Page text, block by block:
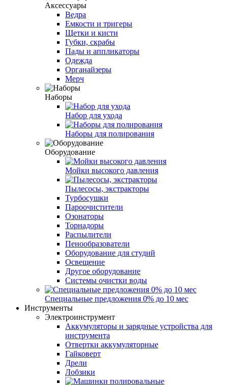
Аксессуары
Ведра
Емкости и тригеры
Щетки и кисти
Губки, скрабы
Пады и аппликаторы
Одежда
Органайзеры
Мерч
Наборы
Набор для ухода
Наборы для полирования
Оборудование
Мойки высокого давления
Пылесосы, экстракторы
Турбосушки
Пароочистители
Озонаторы
Торнадоры
Распылители
Пенообразователи
Оборудование для студий
Освещение
Другое оборудование
Системы очистки воды
Специальные предложения 0% до 10 мес
Инструменты
Электроинструмент
Аккумуляторы и зарядные устройства для
инструмента
Отвертки аккумуляторные
Гайковерт
Дрели
Лобзики